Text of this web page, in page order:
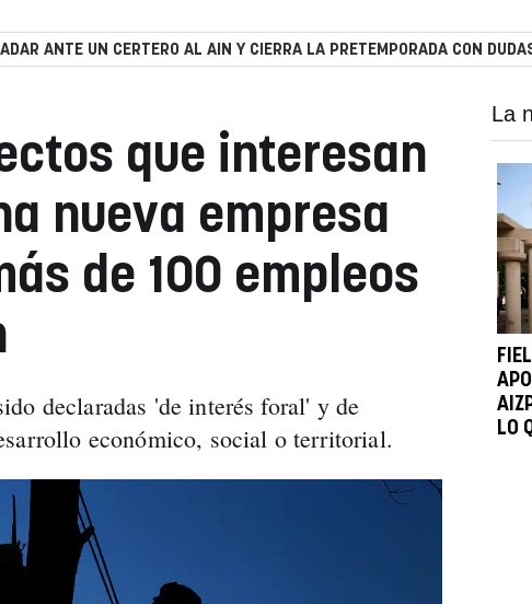
ANTE UN CERTERO AL AIN Y CIERRA LA PRETEMPORADA CON
que interesan
nueva empresa
de 100 empleos
declaradas 'de interés foral' y de
económico, social o territorial.
La
LO